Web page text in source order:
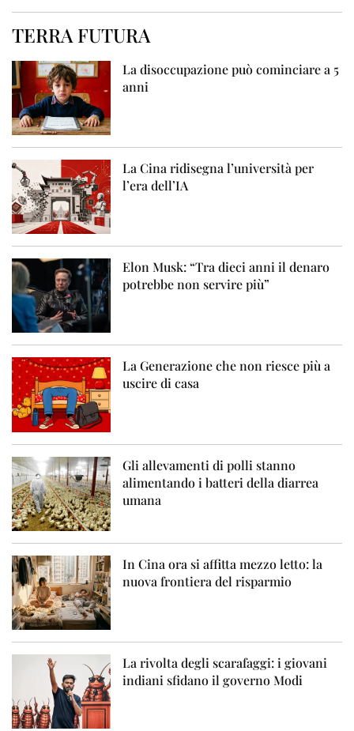
TERRA FUTURA
La disoccupazione può cominciare a 5
anni
La Cina ridisegna l’università per
l’era dell’IA
Elon Musk: “Tra dieci anni il denaro
potrebbe non servire più”
La Generazione che non riesce più a
uscire di casa
Gli allevamenti di polli stanno
alimentando i batteri della diarrea
umana
In Cina ora si affitta mezzo letto: la
nuova frontiera del risparmio
La rivolta degli scarafaggi: i giovani
indiani sfidano il governo Modi